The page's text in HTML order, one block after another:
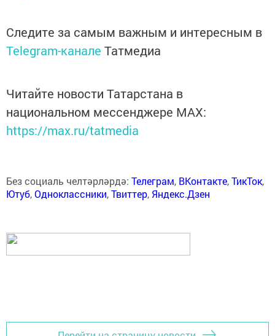
Следите за самым важным и интересным в
Telegram-канале Татмедиа
Читайте новости Татарстана в
национальном мессенджере MАХ:
https://max.ru/tatmedia
Без социаль челтәрләрдә: Телеграм, ВКонтакте,ТикТок,
Ютуб,Одноклассники,Твиттер, Яндекс.Дзен